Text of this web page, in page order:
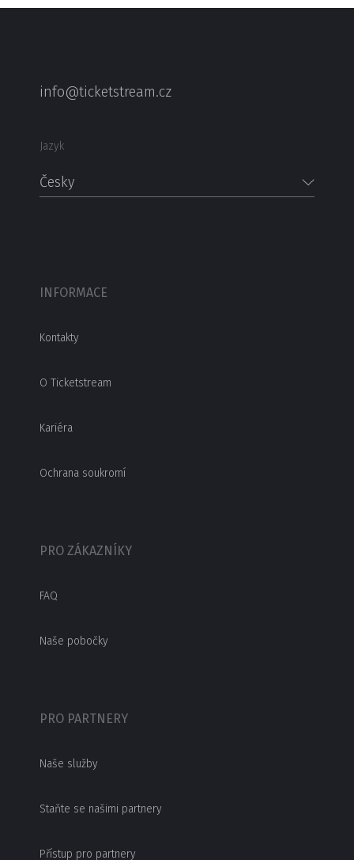
info@ticketstream.cz
Jazyk
Česky
INFORMACE
Kontakty
O Ticketstream
Kariéra
Ochrana soukromí
PRO ZÁKAZNÍKY
FAQ
Naše pobočky
PRO PARTNERY
Naše služby
Staňte se našimi partnery
Přístup pro partnery